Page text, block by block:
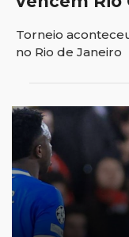
Torneio
no Rio de Janeiro